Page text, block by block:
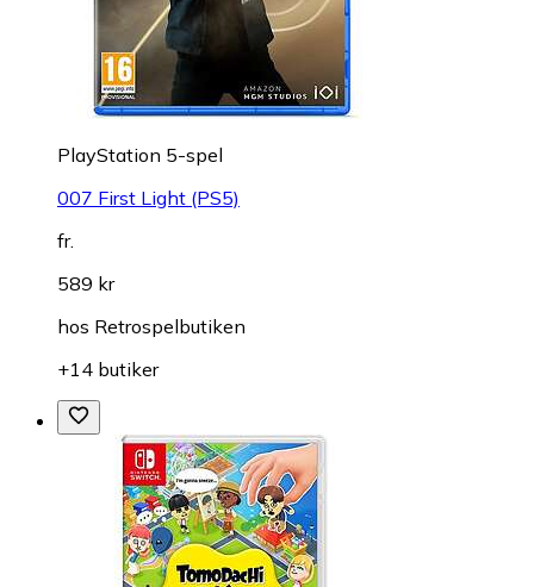
PlayStation 5-spel
007 First Light (PS5)
fr.
589 kr
hos Retrospelbutiken
+14 butiker